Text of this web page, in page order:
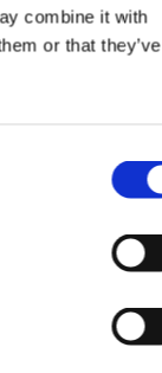
combine it with
or that they’ve